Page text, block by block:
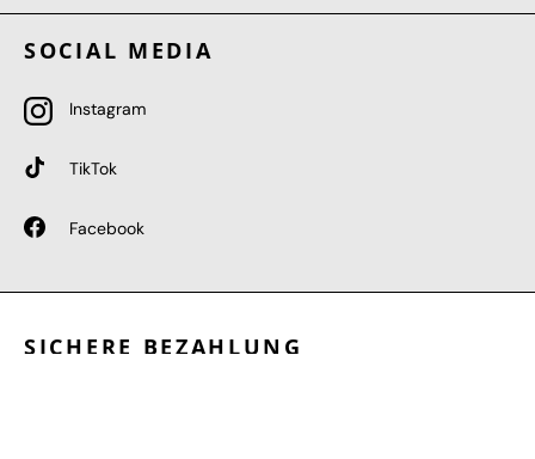
SOCIAL MEDIA
Instagram
TikTok
Facebook
SICHERE BEZAHLUNG